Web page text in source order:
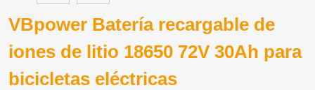
VBpower Batería recargable de
iones de litio 18650 72V 30Ah para
bicicletas eléctricas